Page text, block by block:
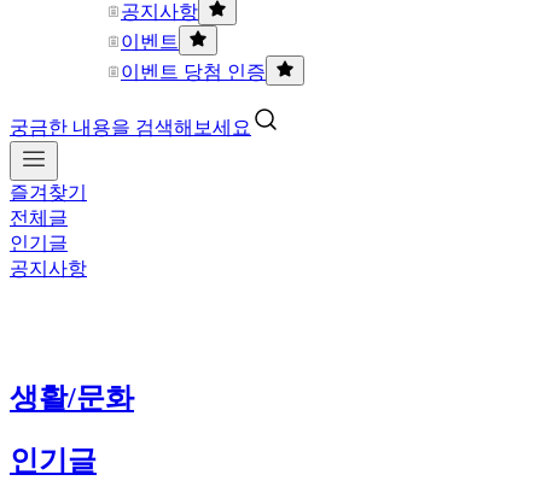
공지사항
이벤트
이벤트 당첨 인증
궁금한 내용을 검색해보세요
즐겨찾기
전체글
인기글
공지사항
생활/문화
인기글